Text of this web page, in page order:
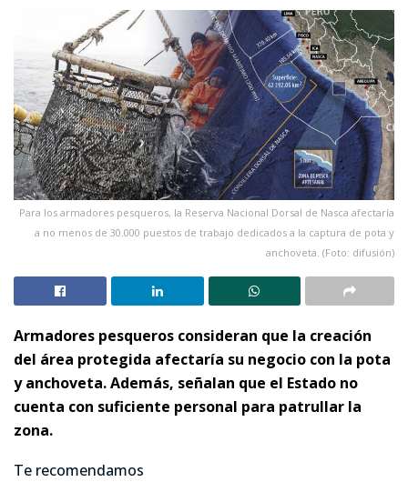
Para los armadores pesqueros, la Reserva Nacional Dorsal de Nasca afectaría
a no menos de 30.000 puestos de trabajo dedicados a la captura de pota y
anchoveta. (Foto: difusión)
Armadores pesqueros consideran que la creación
del área protegida afectaría su negocio con la pota
y anchoveta. Además, señalan que el Estado no
cuenta con suficiente personal para patrullar la
zona.
Te recomendamos